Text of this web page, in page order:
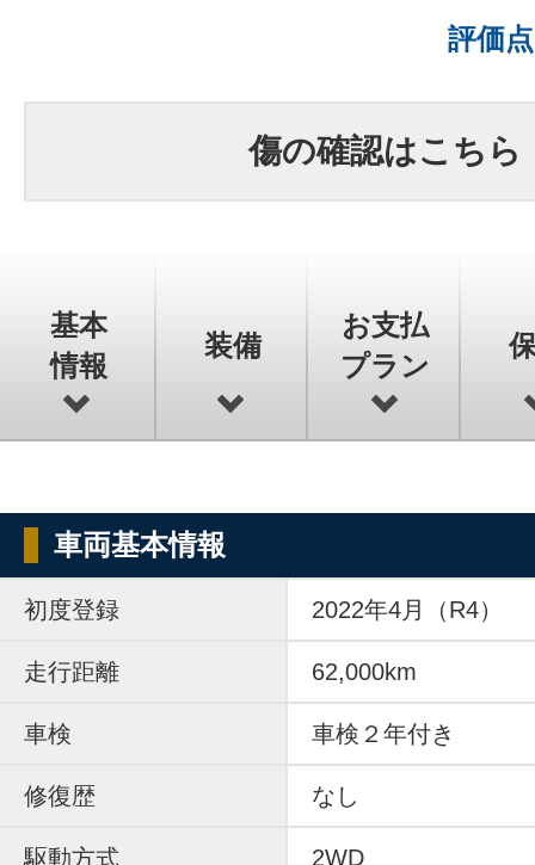
評価
傷の確認はこちら
基本
情報
装備
お支払
プラン
車両基本情報
初度登録 2022年4月（R4）
走行距離 62,000km
車検 車検２年付き
修復歴 なし
駆動方式 2WD